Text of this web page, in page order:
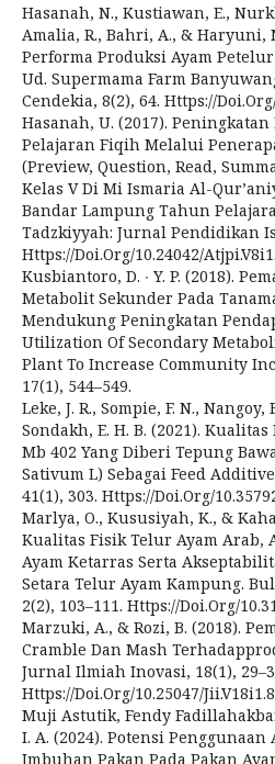
Hasanah, N., Kustiawan, E.,
Amalia, R., Bahri, A., & Haryuni,
Performa Produksi Ayam
Ud. Supermama Farm
Cendekia, 8(2), 64. Https://
Hasanah, U. (2017).
Pelajaran Fiqih Melalui
(Preview, Question, Read,
Kelas V Di Mi Ismaria Al-
Bandar Lampung Tahun
Tadzkiyyah: Jurnal Pendidikan
Https://Doi.Org/10.24042/
Kusbiantoro, D. ∙ Y. P. (2018).
Metabolit Sekunder Pada
Mendukung Peningkatan
Utilization Of Secondary
Plant To Increase Community
17(1), 544–549.
Leke, J. R., Sompie, F. N., Nangoy,
Sondakh, E. H. B. (2021).
Mb 402 Yang Diberi Tepung
Sativum L) Sebagai Feed
41(1), 303. Https://Doi.Org/
Marlya, O., Kususiyah, K., &
Kualitas Fisik Telur Ayam Arab,
Ayam Ketarras Serta
Setara Telur Ayam Kampung.
2(2), 103–111. Https://Doi.Org/
Marzuki, A., & Rozi, B. (2018).
Cramble Dan Mash
Jurnal Ilmiah Inovasi, 18(1),
Https://Doi.Org/10.25047/
Muji Astutik, Fendy
I. A. (2024). Potensi Penggunaan
Imbuhan Pakan Pada Pakan